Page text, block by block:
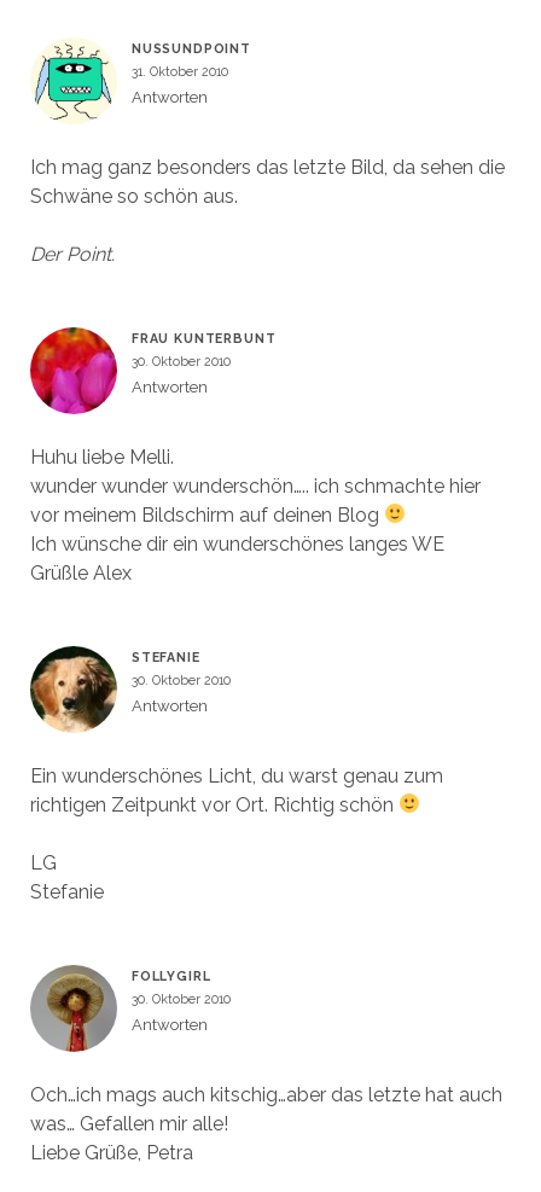
NUSSUNDPOINT
31. Oktober 2010
Antworten
Ich mag ganz besonders das letzte Bild, da sehen die
Schwäne so schön aus.
Der Point.
FRAU KUNTERBUNT
30. Oktober 2010
Antworten
Huhu liebe Melli.
wunder wunder wunderschön….. ich schmachte hier
vor meinem Bildschirm auf deinen Blog
Ich wünsche dir ein wunderschönes langes WE
Grüßle Alex
STEFANIE
30. Oktober 2010
Antworten
Ein wunderschönes Licht, du warst genau zum
richtigen Zeitpunkt vor Ort. Richtig schön
LG
Stefanie
FOLLYGIRL
30. Oktober 2010
Antworten
Och…ich mags auch kitschig…aber das letzte hat auch
was… Gefallen mir alle!
Liebe Grüße, Petra